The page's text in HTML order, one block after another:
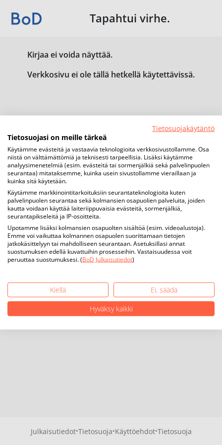
Tapahtui virhe.
Kirjaa ei voida näyttää.
Verkkosivu ei ole tällä hetkellä käytettävissä.
Julkaisutiedot·Tietosuoja·Käyttöehdot·Tietosuoja
Tietosuojakäytäntö
Tietosuojasi on meille tärkeä
Käytämme evästeitä ja vastaavia teknologioita verkkosivustollamme. Osa
niistä on välttämättömiä ja teknisesti tarpeellisia. Lisäksi käytämme
analyysimenetelmiä (esim. evästeitä tai sormenjälkiä sekä palvelinpuolen
seurantaa) mitataksemme, kuinka usein sivustollamme vieraillaan ja
kuinka sitä käytetään.
Käytämme markkinointitarkoituksiin seurantateknologioita kuten
palvelinpuolen seurantaa sekä kolmansien osapuolien palveluita, joiden
kautta voidaan käyttää laiteriippuvaisia evästeitä, sormenjälkiä,
seurantapikseleitä ja IP-osoitteita.
Upotamme lisäksi kolmansien osapuolten sisältöä (esim. videoalustoja).
Emme voi vaikuttaa kolmannen osapuolen suorittamaan tietojen
jatkokäsittelyyn tai mahdolliseen seurantaan. Asetuksillasi annat
suostumuksen edellä kuvattuihin prosesseihin. Vastaisuudessa voit
peruuttaa suostumuksesi. (BoD Julkaisutiedot)
Kiellä
Ei, säädä
Hyväksy kaikki